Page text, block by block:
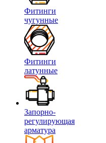
Фитинги
чугунные
Фитинги
латунные
Запорно-
регулирующая
арматура